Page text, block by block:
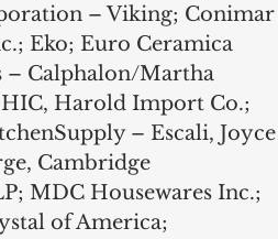
– Viking; Conimar
Eko; Euro Ceramica
– Calphalon/Martha
Harold Import Co.;
– Escali, Joyce
Cambridge
MDC Housewares Inc.;
of America;